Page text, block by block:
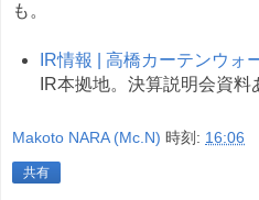
も。
IR情報 | 高橋カーテンウォ
IR本拠地。決算説明会資料
Makoto NARA (Mc.N) 時刻: 16:06
共有